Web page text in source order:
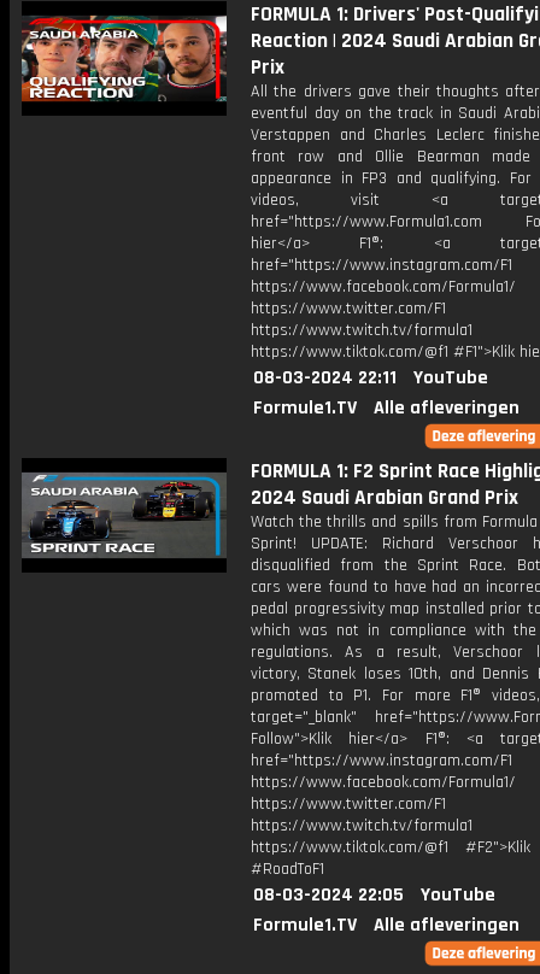
FORMULA 1: Drivers' Post-
Reaction | 2024 Saudi Arabian
Prix
All the drivers gave their thoughts
eventful day on the track in Saudi
Verstappen and Charles Leclerc
front row and Ollie Bearman
appearance in FP3 and qualifying. For
videos, visit <a
href="https://www.Formula1.com
hier</a> F1®: <a
href="https://www.instagram.com/F1
https://www.facebook.com/Formula1/
https://www.twitter.com/F1
https://www.twitch.tv/formula1
https://www.tiktok.com/@f1 #F1">Klik
08-03-2024 22:11
YouTube
Formule1.TV
Alle afleveringen
FORMULA 1: F2 Sprint Race
2024 Saudi Arabian Grand Prix
Watch the thrills and spills from
Sprint! UPDATE: Richard Verschoor
disqualified from the Sprint Race.
cars were found to have had an
pedal progressivity map installed prior
which was not in compliance with the
regulations. As a result, Verschoor
victory, Stanek loses 10th, and Dennis
promoted to P1. For more F1®
target="_blank" href="https://
Follow">Klik hier</a> F1®: <a
href="https://www.instagram.com/F1
https://www.facebook.com/Formula1/
https://www.twitter.com/F1
https://www.twitch.tv/formula1
https://www.tiktok.com/@f1
#RoadToF1
08-03-2024 22:05
YouTube
Formule1.TV
Alle afleveringen